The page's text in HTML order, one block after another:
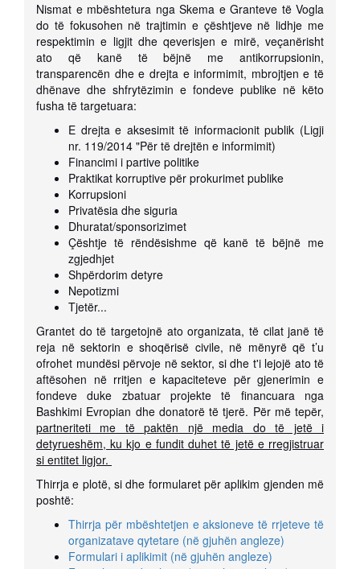
Nismat e mbështetura nga Skema e Granteve të Vogla
do të fokusohen në trajtimin e çështjeve në lidhje me
respektimin e ligjit dhe qeverisjen e mirë, veçanërisht
ato që kanë të bëjnë me antikorrupsionin,
transparencën dhe e drejta e informimit, mbrojtjen e të
dhënave dhe shfrytëzimin e fondeve publike në këto
fusha të targetuara:
E drejta e aksesimit të informacionit publik (Ligji
nr. 119/2014 "Për të drejtën e informimit)
Financimi i partive politike
Praktikat korruptive për prokurimet publike
Korrupsioni
Privatësia dhe siguria
Dhuratat/sponsorizimet
Çështje të rëndësishme që kanë të bëjnë me
zgjedhjet
Shpërdorim detyre
Nepotizmi
Tjetër...
Grantet do të targetojnë ato organizata, të cilat janë të
reja në sektorin e shoqërisë civile, në mënyrë që t’u
ofrohet mundësi përvoje në sektor, si dhe t'i lejojë ato të
aftësohen në rritjen e kapaciteteve për gjenerimin e
fondeve duke zbatuar projekte të financuara nga
Bashkimi Evropian dhe donatorë të tjerë. Për më tepër,
partneriteti me të paktën një media do të jetë i
detyrueshëm, ku kjo e fundit duhet të jetë e rregjistruar
si entitet ligjor.
Thirrja e plotë, si dhe formularet për aplikim gjenden më
poshtë:
Thirrja për mbështetjen e aksioneve të rrjeteve të
organizatave qytetare (në gjuhën angleze)
Formulari i aplikimit (në gjuhën angleze)